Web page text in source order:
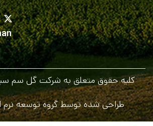
کلیه حقوق متعلق به شرکت گل سم
طراحی شده توسط گروه توسعه نرم